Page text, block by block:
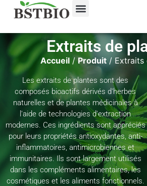
Extraits de
Accueil/Produit/ Extraits
Les extraits de plantes sont des
composés bioactifs dérivés d'herbes
naturelles et de plantes médicinales à
l'aide de technologies d'extraction
modernes. Ces ingrédients sont appréciés
pour leurs propriétés antioxydantes, anti-
inflammatoires, antimicrobiennes et
immunitaires. Ils sont largement utilisés
dans les compléments alimentaires, les
cosmétiques et les aliments fonctionnels.